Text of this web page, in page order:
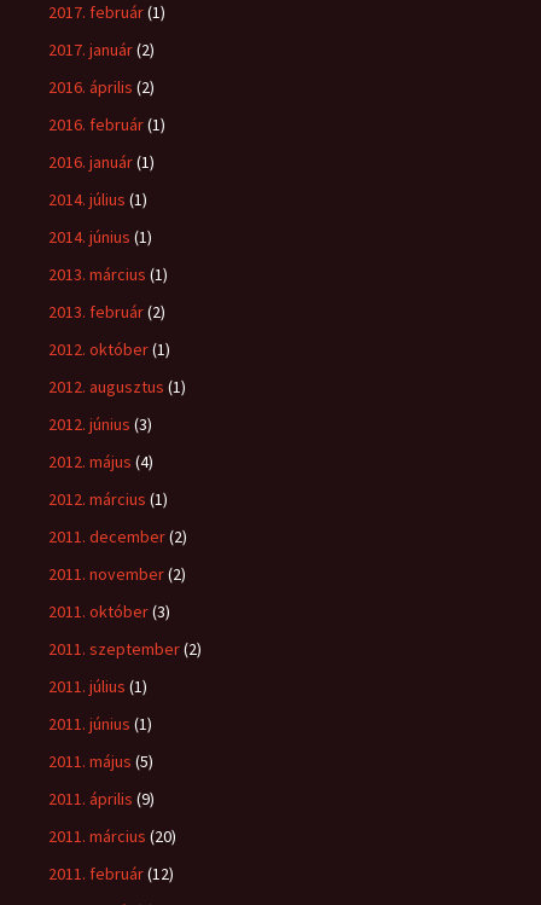
2017. február(1)
2017. január(2)
2016. április (2)
2016. február(1)
2016. január(1)
2014. július (1)
2014. június (1)
2013. március (1)
2013. február(2)
2012. október(1)
2012. augusztus (1)
2012. június (3)
2012. május (4)
2012. március (1)
2011. december(2)
2011. november(2)
2011. október(3)
2011. szeptember(2)
2011. július (1)
2011. június (1)
2011. május (5)
2011. április (9)
2011. március (20)
2011. február(12)